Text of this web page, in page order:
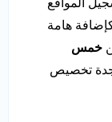
المواقع
هامة
خمس
تخصيص